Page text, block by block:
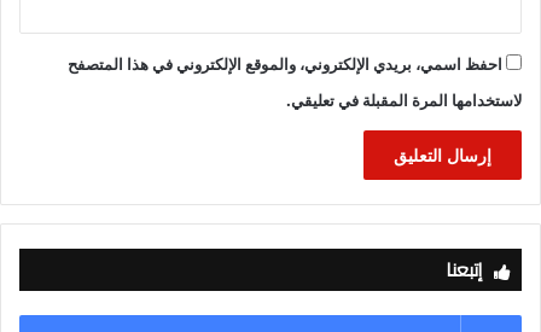
احفظ اسمي، بريدي الإلكتروني، والموقع الإلكتروني في هذا المتصفح
لاستخدامها المرة المقبلة في تعليقي.
إتبعنا